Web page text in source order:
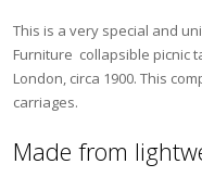
This is a very special and
Furniture collapsible picnic
London, circa 1900. This
carriages.
Made from